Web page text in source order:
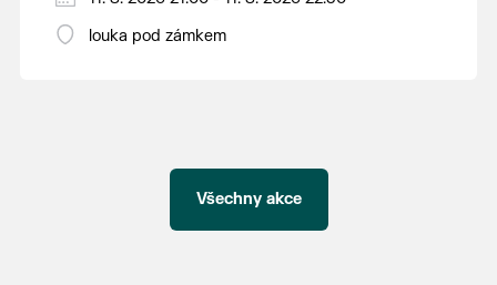
Kino otevřeno hodinu před promítáním,
louka pod zámkem
Všechny akce